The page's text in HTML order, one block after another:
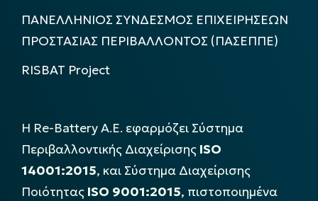
ΠΑΝΕΛΛΗΝΙΟΣ ΣΥΝΔΕΣΜΟΣ ΕΠΙΧΕΙΡΗΣΕΩΝ
ΠΡΟΣΤΑΣΙΑΣ ΠΕΡΙΒΑΛΛΟΝΤΟΣ (ΠΑΣΕΠΠΕ)
RISBAT Project
Η Re-Battery Α.Ε. εφαρμόζει Σύστημα
Περιβαλλοντικής Διαχείρισης ISO
14001:2015, και Σύστημα Διαχείρισης
Ποιότητας ISO 9001:2015, πιστοποιημένα